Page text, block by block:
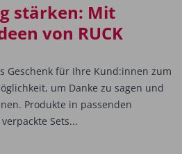
stärken: Mit
von RUCK
Geschenk für Ihre Kund:innen zum
um Danke zu sagen und
Produkte in passenden
Sets...